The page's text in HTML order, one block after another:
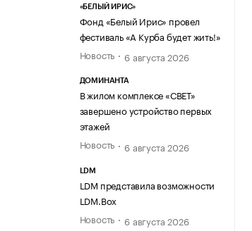
«БЕЛЫЙ ИРИС»
Фонд «Белый Ирис» провел
фестиваль «А Курба будет жить!»
Новость
6 августа 2026
ДОМИНАНТА
В жилом комплексе «СВЕТ»
завершено устройство первых
этажей
Новость
6 августа 2026
LDM
LDM представила возможности
LDM.Box
Новость
6 августа 2026